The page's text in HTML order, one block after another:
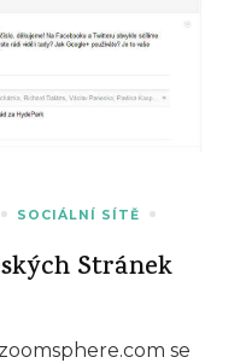
SOCIÁLNÍ SÍTĚ
Stránek
se